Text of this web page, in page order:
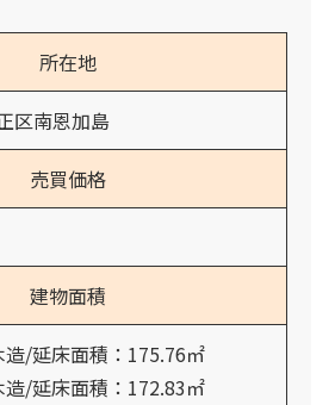
所在地
区南恩加島
売買価格
建物面積
/延床面積：175.76㎡
/延床面積：172.83㎡